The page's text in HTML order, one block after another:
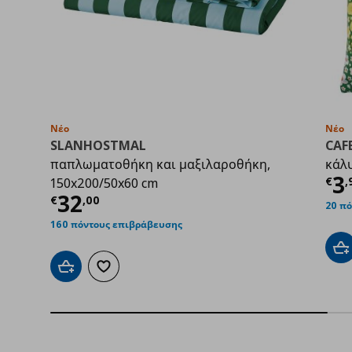
Νέο
SLANHOSTMAL
παπλωματοθήκη και μαξιλαροθήκη,
150x200/50x60 cm
€32,00
Τρέχουσα τιμή
160 πόντους επιβράβευσης
Προσθήκη στο καλάθι
Προσθήκη στα αγαπημένα
Νέο
€3,
20